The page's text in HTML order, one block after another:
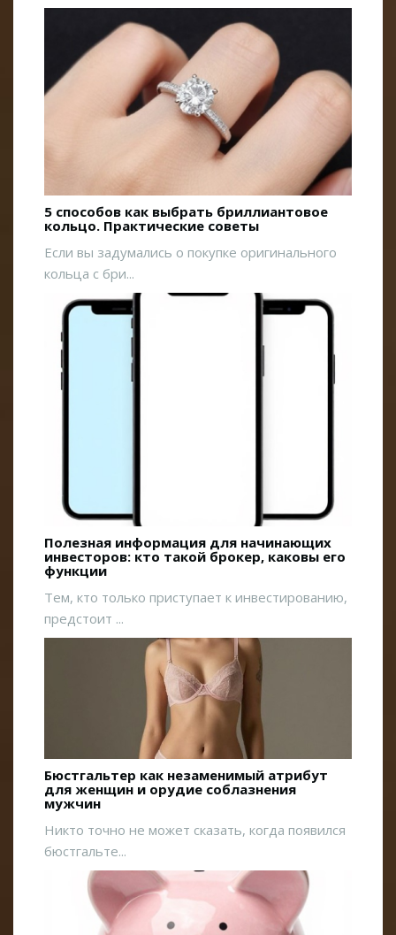
5 способов как выбрать бриллиантовое
кольцо. Практические советы
Если вы задумались о покупке оригинального
кольца с бри...
Полезная информация для начинающих
инвесторов: кто такой брокер, каковы его
функции
Тем, кто только приступает к инвестированию,
предстоит ...
Бюстгальтер как незаменимый атрибут
для женщин и орудие соблазнения
мужчин
Никто точно не может сказать, когда появился
бюстгальте...